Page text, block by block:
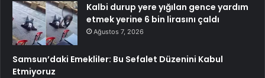
Kalbi durup yere yığılan gence yardım
etmek yerine 6 bin lirasını çaldı
Ağustos 7, 2026
Samsun’daki Emekliler: Bu Sefalet Düzenini Kabul
Etmiyoruz